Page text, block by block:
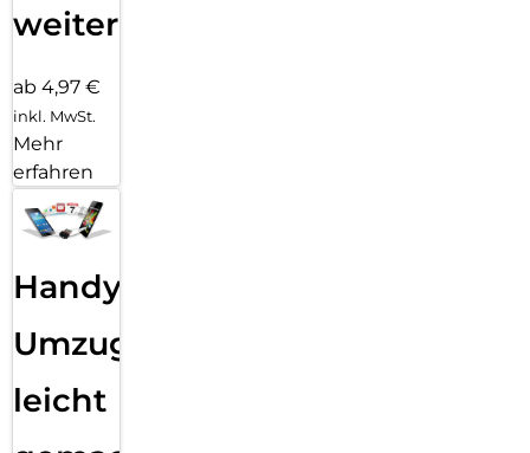
weiter
ab 4,97 €
inkl. MwSt.
Mehr
erfahren
Handy
Umzug
leicht